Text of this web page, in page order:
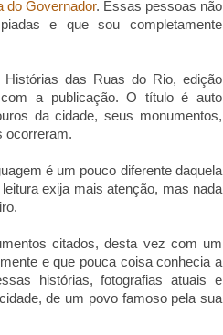
do Governador. Essas pessoas não
e que sou completamente
das Ruas do Rio, edição
a publicação. O título é auto
da cidade, seus monumentos,
ocorreram.
é um pouco diferente daquela
exija mais atenção, mas nada
citados, desta vez com um
e que pouca coisa conhecia a
histórias, fotografias atuais e
de um povo famoso pela sua